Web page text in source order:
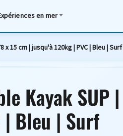
en mer
x 15 cm | jusqu'à 120kg | PVC | Bleu |
Kayak SUP |
| Bleu | Surf